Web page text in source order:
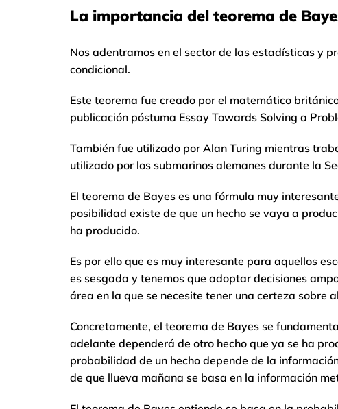
La importancia del teorema de
Nos adentramos en el sector de las estadísticas y
condicional.
Este teorema fue creado por el matemático
publicación póstuma Essay Towards Solving a
También fue utilizado por Alan Turing mientras
utilizado por los submarinos alemanes durante la
El teorema de Bayes es una fórmula muy
posibilidad existe de que un hecho se vaya a
ha producido.
Es por ello que es muy interesante para aquellos
es sesgada y tenemos que adoptar decisiones
área en la que se necesite tener una certeza sobre
Concretamente, el teorema de Bayes se
adelante dependerá de otro hecho que ya se ha
probabilidad de un hecho depende de la
de que llueva mañana se basa en la información